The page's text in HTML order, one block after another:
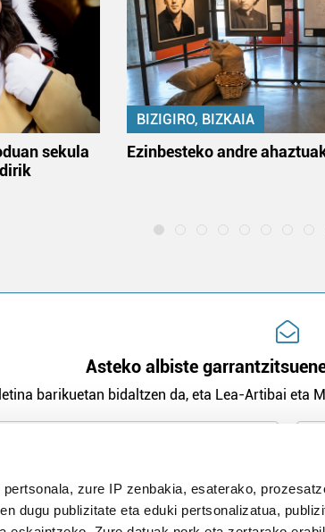
zure IP zenbakia, esaterako,
dugu publizitate eta eduki pertsonalizatua,
sekula
BIZIGIRO, BIZKAIA
Ezinbesteko andre
Asteko albiste
barikuetan bidaltzen da, eta Lea-Artibai eta